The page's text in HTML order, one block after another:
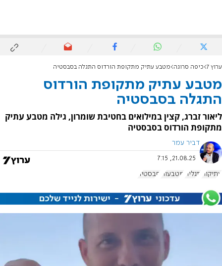
ערוץ 7 כיפה סרוגה מטבע עתיק מתקופת הורדוס התגלה בסבסטיה
מטבע עתיק מתקופת הורדוס
התגלה בסבסטיה
ליאור זברג, קצין במילואים בחטיבת שומרון, גילה מטבע עתיק
מתקופת הורדוס בסבסטיה
דביר עמר
21.08.25, 7:15
עתיקות תגלית מטבעות סבסטיה